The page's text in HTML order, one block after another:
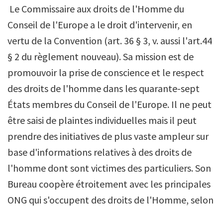
Le Commissaire aux droits de l'Homme du
Conseil de l'Europe a le droit d'intervenir, en
vertu de la Convention (art. 36 § 3, v. aussi l'art.44
§ 2 du règlement nouveau). Sa mission est de
promouvoir la prise de conscience et le respect
des droits de l'homme dans les quarante-sept
États membres du Conseil de l'Europe. Il ne peut
être saisi de plaintes individuelles mais il peut
prendre des initiatives de plus vaste ampleur sur
base d'informations relatives à des droits de
l'homme dont sont victimes des particuliers. Son
Bureau coopère étroitement avec les principales
ONG qui s'occupent des droits de l'Homme, selon